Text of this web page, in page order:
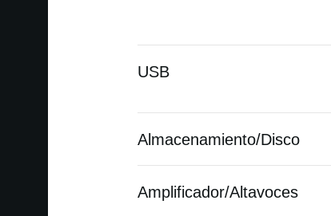
USB
Almacenamiento/Disco
Amplificador/Altavoces